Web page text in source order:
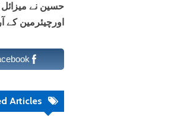
حسین نے
اورچیئرمین کے
Articles